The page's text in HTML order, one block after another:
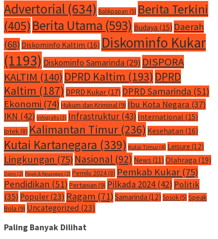
Advertorial (634) Balikpapan (5) Berita Terkini
(405)Berita Utama (593) Budaya (15) Daerah
(68) Diskominfo Kaltim (16) Diskominfo Kukar
(1193) Diskominfo Samarinda (29) DISPORA
KALTIM (140) DPRD Kaltim (193) DPRD
Kaltim (187) DPRD Kukar (17) DPRD Samarinda (51)
Ekonomi (74) Hukum dan Kriminal(9) Ibu Kota Negara (37)
IKN (42) Infografis (3) Infrastruktur (43) International (15)
Iptek(8) Kalimantan Timur (236) Kesehatan (16)
Kutai Kartanegara (339) Kutai Timur (4) Leisure (12)
Lingkungan (75) Nasional (92) News (11) Olahraga (19)
Opini (2) Pajak & Keuangan (2) Pemilu 2024(8) Pemkab Kukar (75)
Pendidikan (51) Pertanian (9) Pilkada 2024(42) Politik
(35) Populer(23) Ragam (71) Samarinda (12) Sosok(5) Speak
Bola (9) Uncategorized (23)
Paling Banyak Dilihat